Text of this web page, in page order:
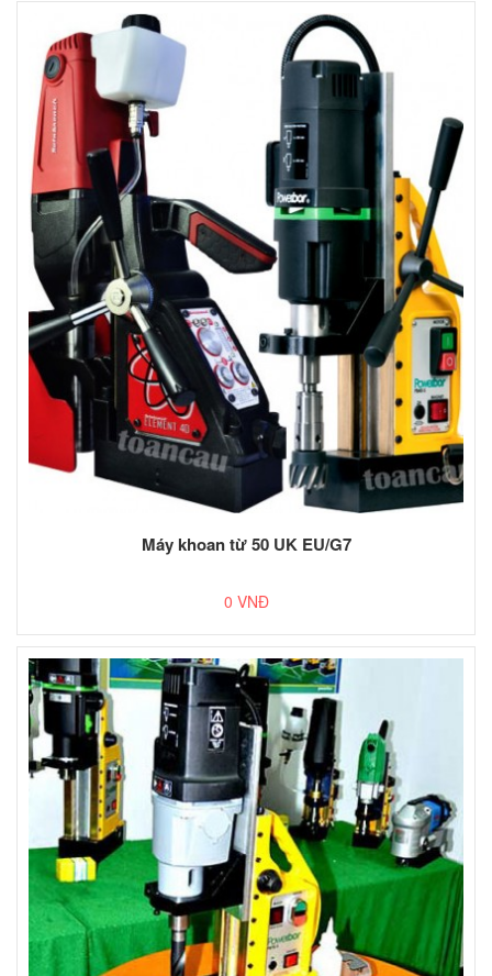
Máy khoan từ 50 UK EU/G7
0 VNĐ